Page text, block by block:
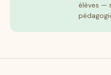
élèves —